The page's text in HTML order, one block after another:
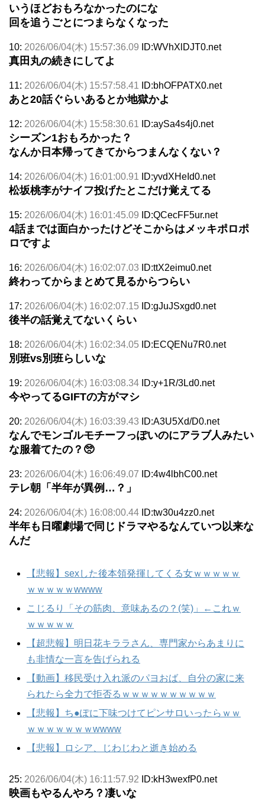
いうほどおもろなかったのにな
回を追うごとにつまらなくなった
10: 2026/06/04(木) 15:57:36.09 ID:WVhXlDJT0.net
真田丸の続きにしてよ
11: 2026/06/04(木) 15:57:58.41 ID:bhOFPATX0.net
あと20話ぐらいあるとか地獄かよ
12: 2026/06/04(木) 15:58:30.61 ID:aySa4s4j0.net
シーズン1おもろかった？
なんか日本帰ってきてからつまんなくない？
14: 2026/06/04(木) 16:01:00.91 ID:yvdXHeId0.net
松坂桃李がナイフ投げたとこだけ覚えてる
15: 2026/06/04(木) 16:01:45.09 ID:QCecFF5ur.net
4話までは面白かったけどそこからはメッキポロポ
ロですよ
16: 2026/06/04(木) 16:02:07.03 ID:ttX2eimu0.net
終わってからまとめて見るからつらい
17: 2026/06/04(木) 16:02:07.15 ID:gJuJSxgd0.net
後半の話覚えてないくらい
18: 2026/06/04(木) 16:02:34.05 ID:ECQENu7R0.net
別班vs別班らしいな
19: 2026/06/04(木) 16:03:08.34 ID:y+1R/3Ld0.net
今やってるGIFTの方がマシ
20: 2026/06/04(木) 16:03:39.43 ID:A3U5Xd/D0.net
なんでモンゴルモチーフっぽいのにアラブ人みたい
な服着てたの？🥺
23: 2026/06/04(木) 16:06:49.07 ID:4w4lbhC00.net
テレ朝「半年が異例…？」
24: 2026/06/04(木) 16:08:00.44 ID:tw30u4zz0.net
半年も日曜劇場で同じドラマやるなんていつ以来な
んだ
【悲報】sexした後本領発揮してくる女ｗｗｗｗｗ
ｗｗｗｗｗwwww
こじるり「その筋肉、意味あるの？(笑)」←これｗ
ｗｗｗｗｗ
【超悲報】明日花キララさん、専門家からあまりに
も非情な一言を告げられる
【動画】移民受け入れ派のパヨおば、自分の家に来
られたら全力で拒否るｗｗｗｗｗｗｗｗｗｗ
【悲報】ち●ぽに下味つけてピンサロいったらｗｗ
ｗｗｗｗｗｗｗwwww
【悲報】ロシア、じわじわと逝き始める
25: 2026/06/04(木) 16:11:57.92 ID:kH3wexfP0.net
映画もやるんやろ？凄いな